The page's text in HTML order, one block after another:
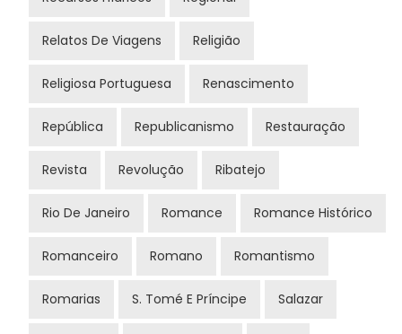
Relatos De Viagens Religião
Religiosa Portuguesa Renascimento
República Republicanismo Restauração
Revista Revolução Ribatejo
Rio De Janeiro Romance Romance Histórico
Romanceiro Romano Romantismo
Romarias S. Tomé E Príncipe Salazar